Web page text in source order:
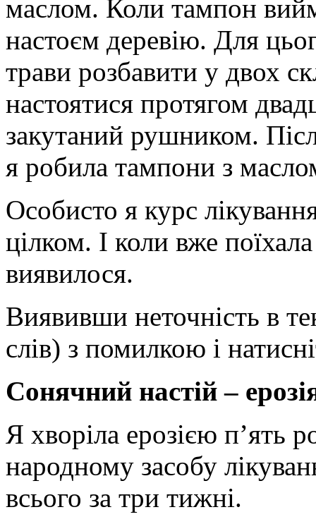
маслом. Коли тампон
настоєм деревію. Для
трави розбавити у двох
настоятися протягом
закутаний рушником.
я робила тампони з
Особисто я курс
цілком. І коли вже поїхала
виявилося.
Виявивши неточність в
слів) з помилкою і
Сонячний настій –
Я хворіла ерозією п’ять
народному засобу
всього за три тижні.